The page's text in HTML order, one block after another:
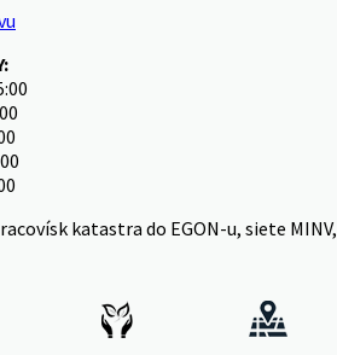
katastra do EGON-u, siete